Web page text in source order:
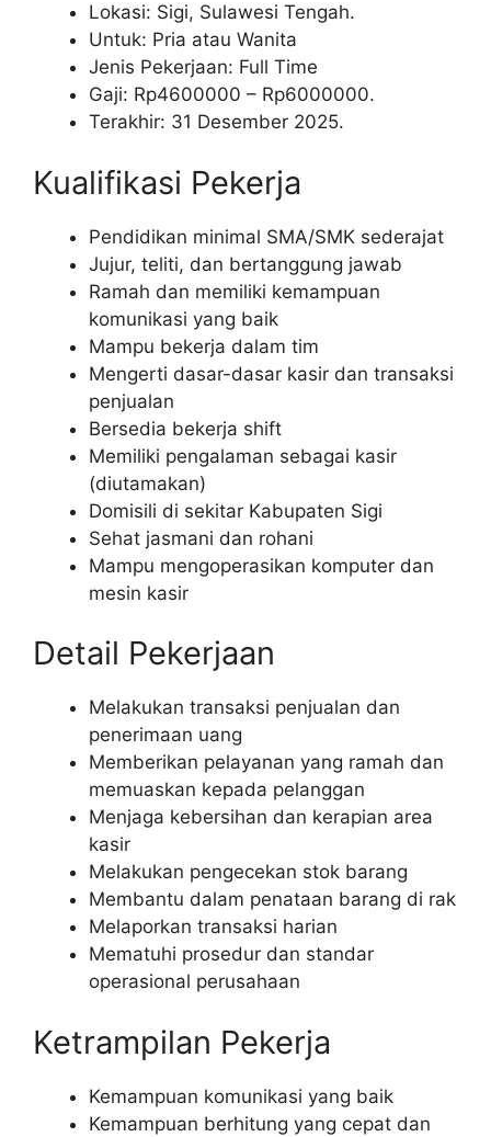
Lokasi: Sigi, Sulawesi Tengah.
Untuk: Pria atau Wanita
Jenis Pekerjaan: Full Time
Gaji: Rp4600000 – Rp6000000.
Terakhir: 31 Desember 2025.
Kualifikasi Pekerja
Pendidikan minimal SMA/SMK sederajat
Jujur, teliti, dan bertanggung jawab
Ramah dan memiliki kemampuan
komunikasi yang baik
Mampu bekerja dalam tim
Mengerti dasar-dasar kasir dan transaksi
penjualan
Bersedia bekerja shift
Memiliki pengalaman sebagai kasir
(diutamakan)
Domisili di sekitar Kabupaten Sigi
Sehat jasmani dan rohani
Mampu mengoperasikan komputer dan
mesin kasir
Detail Pekerjaan
Melakukan transaksi penjualan dan
penerimaan uang
Memberikan pelayanan yang ramah dan
memuaskan kepada pelanggan
Menjaga kebersihan dan kerapian area
kasir
Melakukan pengecekan stok barang
Membantu dalam penataan barang di rak
Melaporkan transaksi harian
Mematuhi prosedur dan standar
operasional perusahaan
Ketrampilan Pekerja
Kemampuan komunikasi yang baik
Kemampuan berhitung yang cepat dan